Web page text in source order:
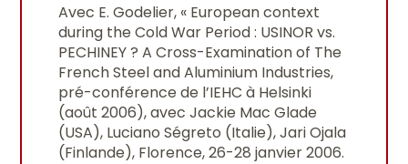
Avec E. Godelier, « European context
during the Cold War Period : USINOR vs.
PECHINEY ? A Cross-Examination of The
French Steel and Aluminium Industries,
pré-conférence de l’IEHC à Helsinki
(août 2006), avec Jackie Mac Glade
(USA), Luciano Ségreto (Italie), Jari Ojala
(Finlande), Florence, 26-28 janvier 2006.